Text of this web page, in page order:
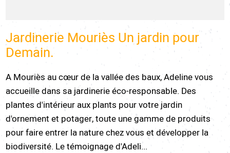
Jardinerie Mouriès Un jardin pour
Demain.
A Mouriès au cœur de la vallée des baux, Adeline vous
accueille dans sa jardinerie éco-responsable. Des
plantes d'intérieur aux plants pour votre jardin
d'ornement et potager, toute une gamme de produits
pour faire entrer la nature chez vous et développer la
biodiversité. Le témoignage d'Adeli...